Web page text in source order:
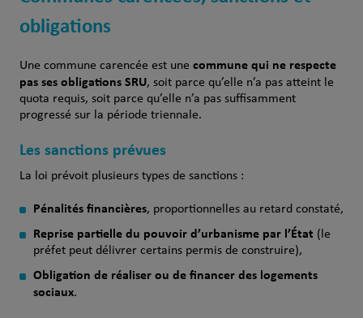
obligations
Une commune carencée est une commune qui ne respecte
pas ses obligations SRU, soit parce qu’elle n’a pas atteint le
quota requis, soit parce qu’elle n’a pas suffisamment
progressé sur la période triennale.
Les sanctions prévues
La loi prévoit plusieurs types de sanctions :
Pénalités financières, proportionnelles au retard constaté,
Reprise partielle du pouvoir d’urbanisme par l’État (le
préfet peut délivrer certains permis de construire),
Obligation de réaliser ou de financer des logements
sociaux.